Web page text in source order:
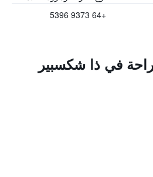
+64 9373 5396
في ذا شكسبير